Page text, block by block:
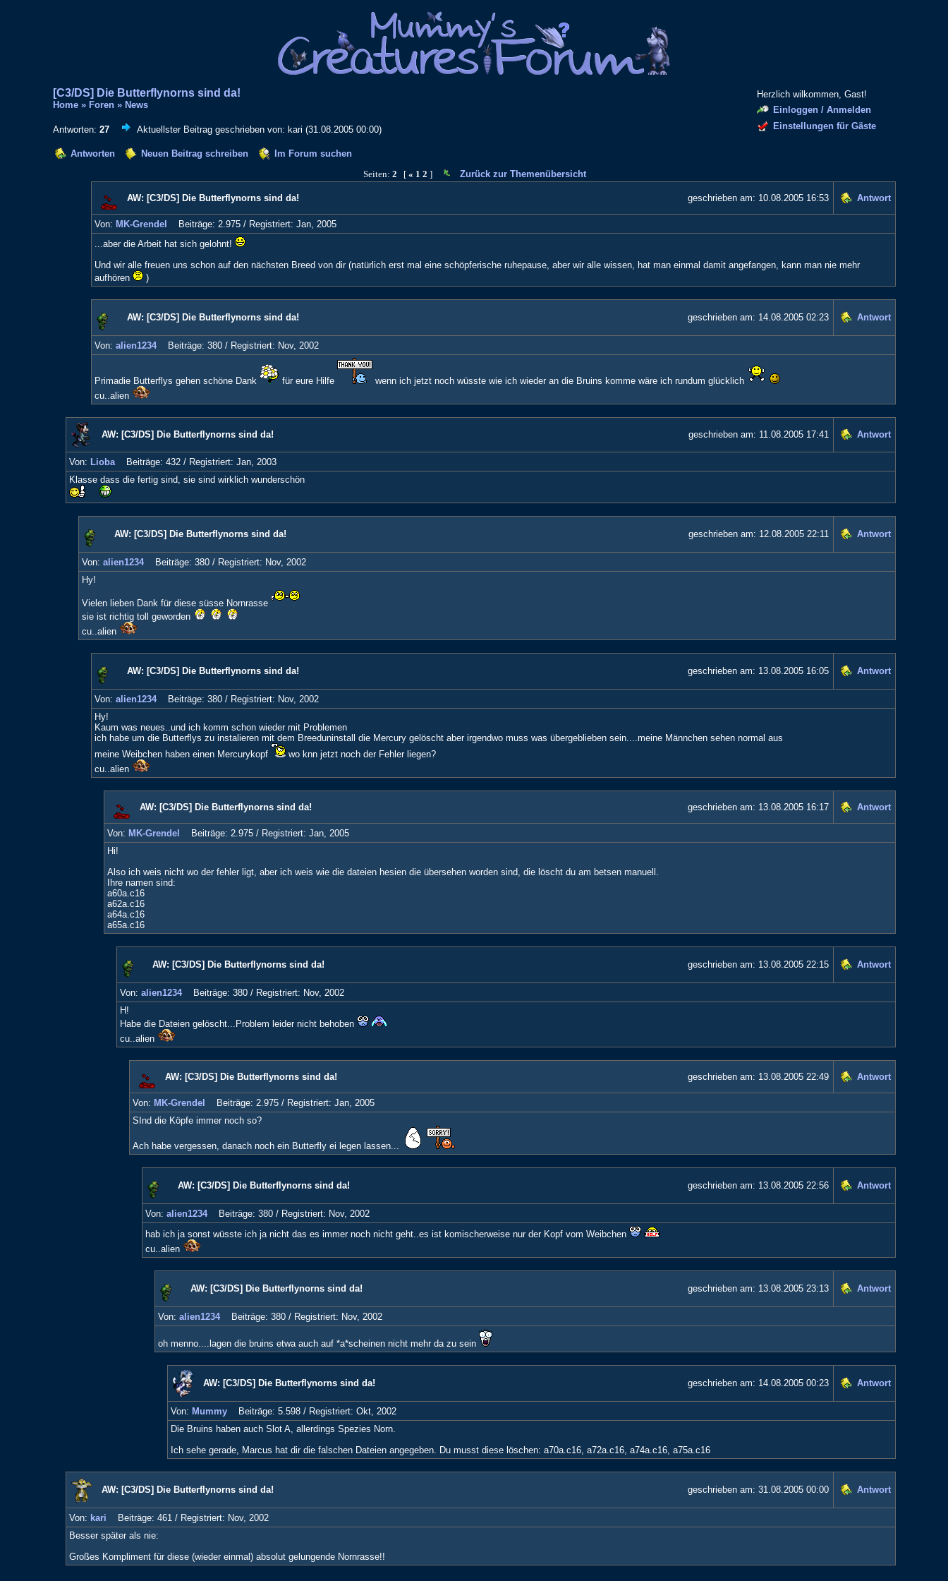
[C3/DS] Die Butterflynorns sind da!
Home» Foren» News
Antworten: 27 Aktuellster Beitrag geschrieben von: kari (31.08.2005 00:00)
Herzlich wilkommen, Gast!
Einloggen / Anmelden
Einstellungen für Gäste
Antworten Neuen Beitrag schreiben
Im Forum suchen
Seiten: 2 [ « 1 2 ] Zurück zur Themenübersicht
AW: [C3/DS] Die Butterflynorns sind da! geschrieben am: 10.08.2005 16:53 Antwort
Von: MK-Grendel Beiträge: 2.975 / Registriert: Jan, 2005
...aber die Arbeit hat sich gelohnt!
Und wir alle freuen uns schon auf den nächsten Breed von dir (natürlich erst mal eine schöpferische ruhepause, aber wir alle wissen, hat man einmal damit angefangen, kann man nie mehr
aufhören
)
AW: [C3/DS] Die Butterflynorns sind da! geschrieben am: 14.08.2005 02:23 Antwort
Von: alien1234 Beiträge: 380 / Registriert: Nov, 2002
Primadie Butterflys gehen schöne Dank für eure Hilfe
wenn ich jetzt noch wüsste wie ich wieder an die Bruins komme wäre ich rundum glücklich
cu..alien
AW: [C3/DS] Die Butterflynorns sind da! geschrieben am: 11.08.2005 17:41 Antwort
Von: Lioba Beiträge: 432 / Registriert: Jan, 2003
Klasse dass die fertig sind, sie sind wirklich wunderschön
AW: [C3/DS] Die Butterflynorns sind da! geschrieben am: 12.08.2005 22:11 Antwort
Von: alien1234 Beiträge: 380 / Registriert: Nov, 2002
Hy!
Vielen lieben Dank für diese süsse Nornrasse
sie ist richtig toll geworden
cu..alien
AW: [C3/DS] Die Butterflynorns sind da! geschrieben am: 13.08.2005 16:05 Antwort
Von: alien1234 Beiträge: 380 / Registriert: Nov, 2002
Hy!
Kaum was neues..und ich komm schon wieder mit Problemen
ich habe um die Butterflys zu instalieren mit dem Breeduninstall die Mercury gelöscht aber irgendwo muss was übergeblieben sein....meine Männchen sehen normal aus
meine Weibchen haben einen Mercurykopf
wo knn jetzt noch der Fehler liegen?
cu..alien
AW: [C3/DS] Die Butterflynorns sind da! geschrieben am: 13.08.2005 16:17 Antwort
Von: MK-Grendel Beiträge: 2.975 / Registriert: Jan, 2005
Hi!
Also ich weis nicht wo der fehler ligt, aber ich weis wie die dateien hesien die übersehen worden sind, die löscht du am betsen manuell.
Ihre namen sind:
a60a.c16
a62a.c16
a64a.c16
a65a.c16
AW: [C3/DS] Die Butterflynorns sind da! geschrieben am: 13.08.2005 22:15 Antwort
Von: alien1234 Beiträge: 380 / Registriert: Nov, 2002
H!
Habe die Dateien gelöscht...Problem leider nicht behoben
cu..alien
AW: [C3/DS] Die Butterflynorns sind da! geschrieben am: 13.08.2005 22:49 Antwort
Von: MK-Grendel Beiträge: 2.975 / Registriert: Jan, 2005
SInd die Köpfe immer noch so?
Ach habe vergessen, danach noch ein Butterfly ei legen lassen...
AW: [C3/DS] Die Butterflynorns sind da! geschrieben am: 13.08.2005 22:56 Antwort
Von: alien1234 Beiträge: 380 / Registriert: Nov, 2002
hab ich ja sonst wüsste ich ja nicht das es immer noch nicht geht..es ist komischerweise nur der Kopf vom Weibchen
cu..alien
AW: [C3/DS] Die Butterflynorns sind da! geschrieben am: 13.08.2005 23:13 Antwort
Von: alien1234 Beiträge: 380 / Registriert: Nov, 2002
oh menno....lagen die bruins etwa auch auf *a*scheinen nicht mehr da zu sein
AW: [C3/DS] Die Butterflynorns sind da! geschrieben am: 14.08.2005 00:23 Antwort
Von: Mummy Beiträge: 5.598 / Registriert: Okt, 2002
Die Bruins haben auch Slot A, allerdings Spezies Norn.
Ich sehe gerade, Marcus hat dir die falschen Dateien angegeben. Du musst diese löschen: a70a.c16, a72a.c16, a74a.c16, a75a.c16
AW: [C3/DS] Die Butterflynorns sind da! geschrieben am: 31.08.2005 00:00 Antwort
Von: kari Beiträge: 461 / Registriert: Nov, 2002
Besser später als nie:
Großes Kompliment für diese (wieder einmal) absolut gelungende Nornrasse!!